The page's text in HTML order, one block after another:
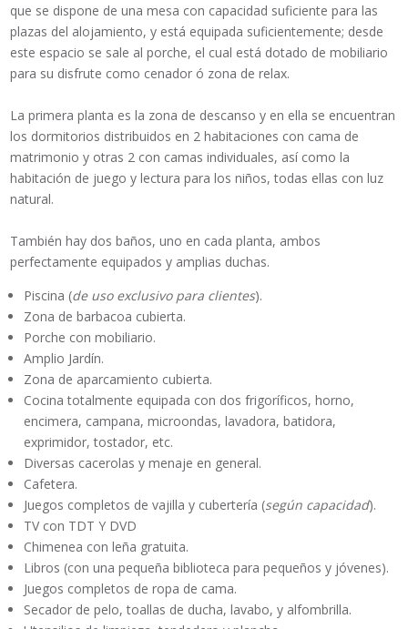
que se dispone de una mesa con capacidad suficiente para las
plazas del alojamiento, y está equipada suficientemente; desde
este espacio se sale al porche, el cual está dotado de mobiliario
para su disfrute como cenador ó zona de relax.
La primera planta es la zona de descanso y en ella se encuentran
los dormitorios distribuidos en 2 habitaciones con cama de
matrimonio y otras 2 con camas individuales, así como la
habitación de juego y lectura para los niños, todas ellas con luz
natural.
También hay dos baños, uno en cada planta, ambos
perfectamente equipados y amplias duchas.
Piscina (de uso exclusivo para clientes).
Zona de barbacoa cubierta.
Porche con mobiliario.
Amplio Jardín.
Zona de aparcamiento cubierta.
Cocina totalmente equipada con dos frigoríficos, horno,
encimera, campana, microondas, lavadora, batidora,
exprimidor, tostador, etc.
Diversas cacerolas y menaje en general.
Cafetera.
Juegos completos de vajilla y cubertería (según capacidad).
TV con TDT Y DVD
Chimenea con leña gratuita.
Libros (con una pequeña biblioteca para pequeños y jóvenes).
Juegos completos de ropa de cama.
Secador de pelo, toallas de ducha, lavabo, y alfombrilla.